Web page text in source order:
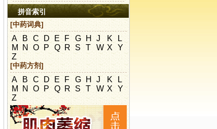
拼音索引
[中药词典]
A B C D E F G H J K
L
M N O P Q R S T W X
Y
Z
[中药方剂]
A B C D E F G H J K
L
M N O P Q R S T W X
Y
Z